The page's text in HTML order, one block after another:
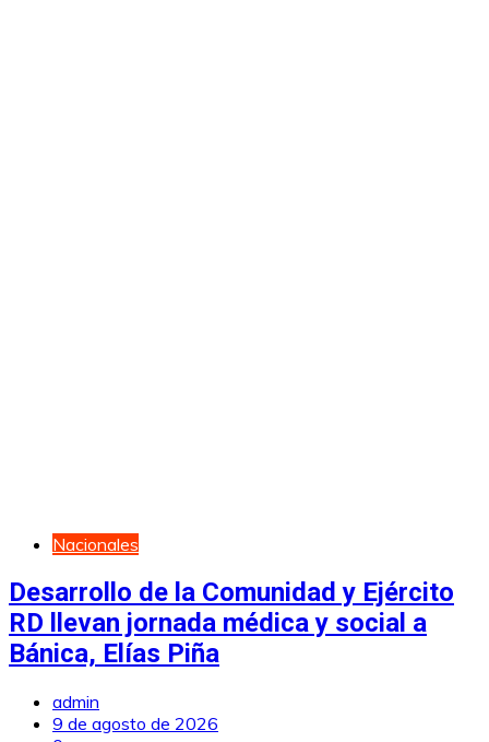
Nacionales
Desarrollo de la Comunidad y Ejército
RD llevan jornada médica y social a
Bánica, Elías Piña
admin
9 de agosto de 2026